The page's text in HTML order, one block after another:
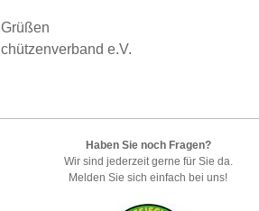
e.V.
Haben Sie noch Fragen?
Wir sind jederzeit gerne für Sie da.
Melden Sie sich einfach bei uns!